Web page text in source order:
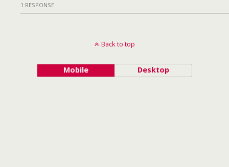
1 RESPONSE
Back to top
Mobile Desktop